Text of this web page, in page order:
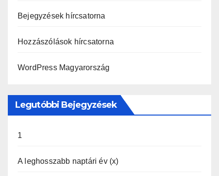
Bejegyzések hírcsatorna
Hozzászólások hírcsatorna
WordPress Magyarország
Legutóbbi Bejegyzések
1
A leghosszabb naptári év (x)